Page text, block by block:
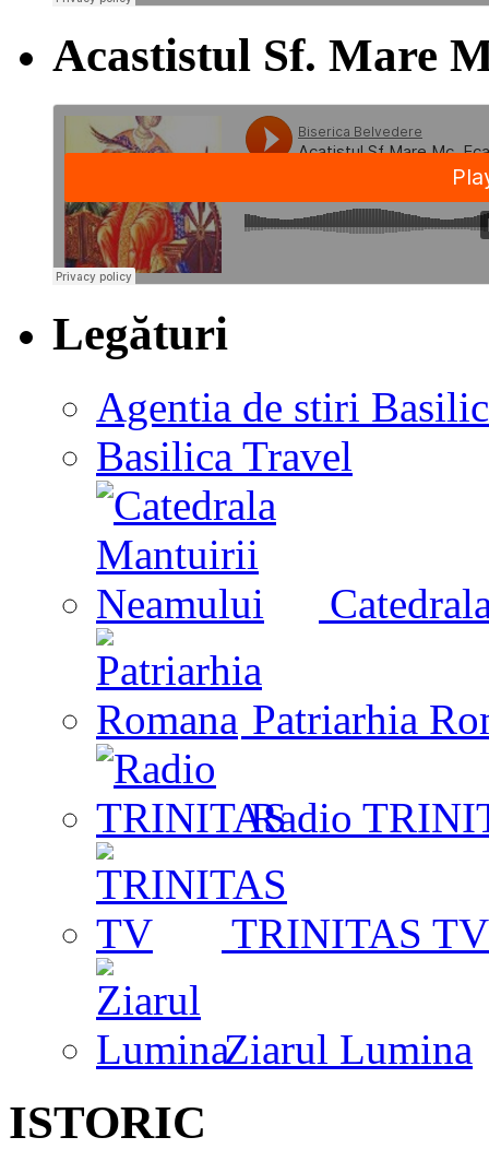
Acastistul Sf. Mare
Legături
Agentia de stiri
Basilica Travel
Patriarhia
Radio
TRINITAS TV
Ziarul Lumina
ISTORIC